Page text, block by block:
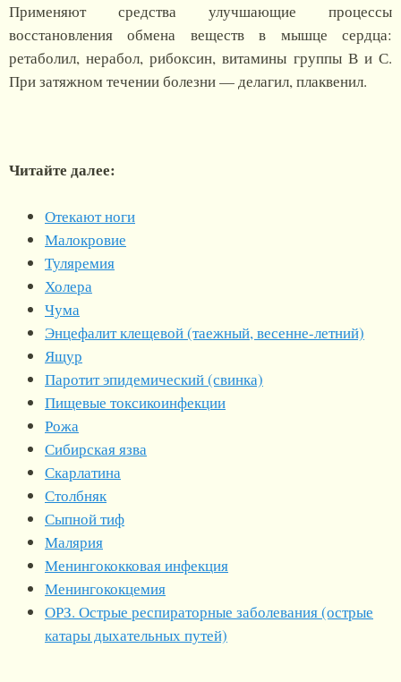
Применяют средства улучшающие процессы
восстановления обмена веществ в мышце сердца:
ретаболил, нерабол, рибоксин, витамины группы В и С.
При затяжном течении болезни — делагил, плаквенил.
Читайте далее:
Отекают ноги
Малокровие
Туляремия
Холера
Чума
Энцефалит клещевой (таежный, весенне-летний)
Ящур
Паротит эпидемический (свинка)
Пищевые токсикоинфекции
Рожа
Сибирская язва
Скарлатина
Столбняк
Сыпной тиф
Малярия
Менингококковая инфекция
Менингококцемия
ОРЗ. Острые респираторные заболевания (острые
катары дыхательных путей)